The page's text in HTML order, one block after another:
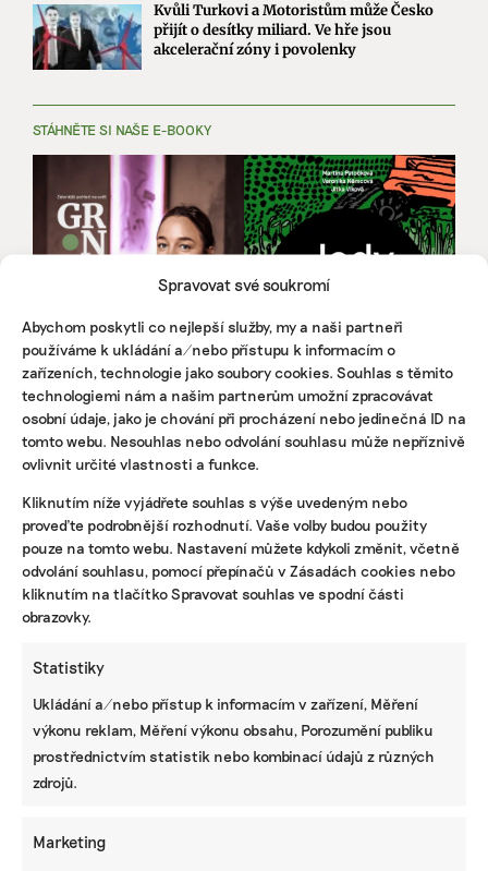
Spravovat své soukromí
Abychom poskytli co nejlepší služby, my a naši partneři
používáme k ukládání a/nebo přístupu k informacím o
zařízeních, technologie jako soubory cookies. Souhlas s těmito
technologiemi nám a našim partnerům umožní zpracovávat
osobní údaje, jako je chování při procházení nebo jedinečná ID na
tomto webu. Nesouhlas nebo odvolání souhlasu může nepříznivě
ovlivnit určité vlastnosti a funkce.
Kliknutím níže vyjádřete souhlas s výše uvedeným nebo
proveďte podrobnější rozhodnutí. Vaše volby budou použity
pouze na tomto webu. Nastavení můžete kdykoli změnit, včetně
odvolání souhlasu, pomocí přepínačů v Zásadách cookies nebo
kliknutím na tlačítko Spravovat souhlas ve spodní části
obrazovky.
Statistiky
Ukládání a/nebo přístup k informacím v zařízení, Měření
výkonu reklam, Měření výkonu obsahu, Porozumění publiku
prostřednictvím statistik nebo kombinací údajů z různých
zdrojů.
Marketing
Kvůli Turkovi a Motoristům může Česko
přijít o desítky miliard. Ve hře jsou
akcelerační zóny i povolenky
STÁHNĚTE SI NAŠE E-BOOKY
KOMERČNÍ SDĚLENÍ
Udržitelnost, umění i komunitní sdílení.
Festival Týká se to také tebe v Uherském
Hradišti startuje tento týden
BRANDNEWS
Nejdřív najde vadný panel. Pak pomůže s ESG
reportem aneb Jak umělá inteligence pomáhá
ZJEDNODUŠTE SI ŽIVOT S ESG